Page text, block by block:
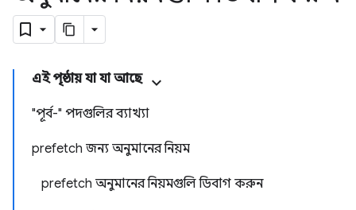
এই পৃষ্ঠায় যা যা আছে
"পূর্ব-" পদগুলির ব্যাখ্যা
prefetch জন্য অনুমানের নিয়ম
prefetch অনুমানের নিয়মগুলি ডিবাগ করুন